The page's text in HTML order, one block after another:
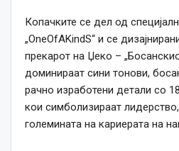
Копачките се дел од
„OneOfAKindS“ и се
прекарот на Џеко –
доминираат сини тонови,
рачно изработени детали со
кои симболизираат
големината на кариерата на